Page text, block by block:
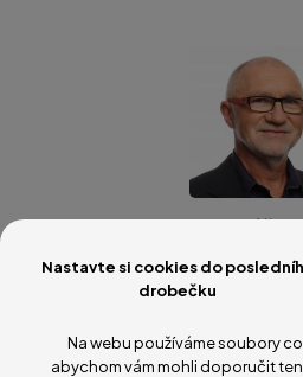
Ing. Tomáš
Externí
Zakladatel a prezident
s r.o. Předseda pracovní
pobočky
Nastavte si cookies do
drobečku
Na webu používáme soubory
abychom vám mohli doporučit